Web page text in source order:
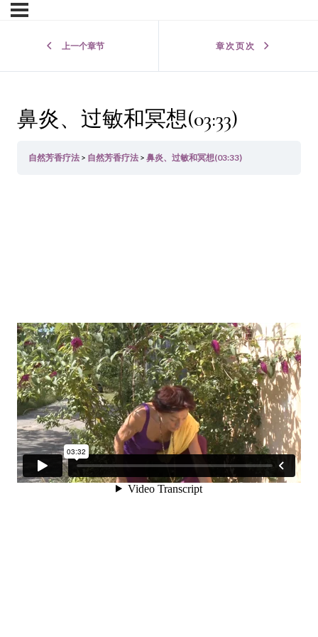
上一个章节 章 次 页 次
鼻炎、过敏和冥想(03:33)
自然芳香疗法 自然芳香疗法 鼻炎、过敏和冥想(03:33)